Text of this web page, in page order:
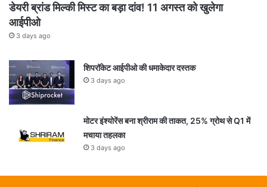
डेयरी ब्रांड मिल्की मिस्ट का बड़ा दांव! 11 अगस्त को खुलेगा
आईपीओ
3 days ago
शिपरॉकेट आईपीओ की धमाकेदार दस्तक
3 days ago
मोटर इंश्योरेंस बना श्रीराम की ताकत, 25% ग्रोथ से Q1 में
मचाया तहलका
3 days ago